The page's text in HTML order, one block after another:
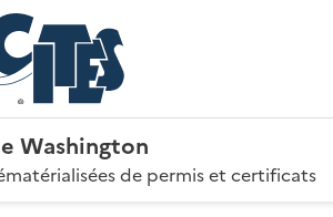
Washington
de permis et certificats